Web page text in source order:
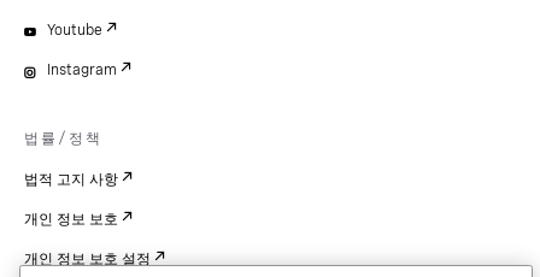
Youtube
Instagram
법률/정책
법적 고지 사항
개인 정보 보호
개인 정보 보호 설정